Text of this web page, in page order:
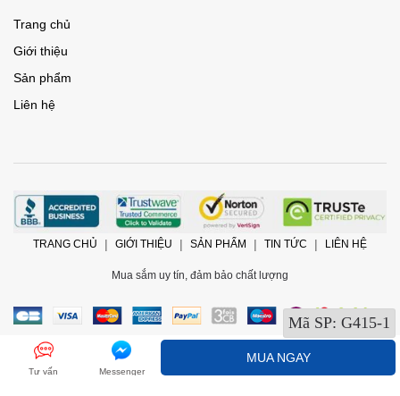
Mã SP: G415-1
Trang chủ
Giới thiệu
Sản phẩm
Liên hệ
TRANG CHỦ GIỚI THIỆU SẢN PHẨM TIN TỨC LIÊN HỆ
Mua sắm uy tín, đảm bảo chất lượng
Tư vấn Messenger
MUA NGAY